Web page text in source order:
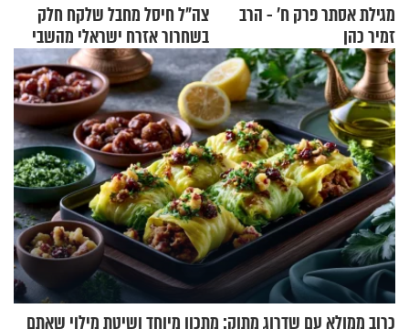
מגילת אסתר פרק ח’ - הרב
זמיר כהן
צה"ל חיסל מחבל שלקח חלק
בשחרור אזרח ישראלי מהשבי
כרוב ממולא עם שדרוג מתוק: מתכון מיוחד ושיטת מילוי שאתם